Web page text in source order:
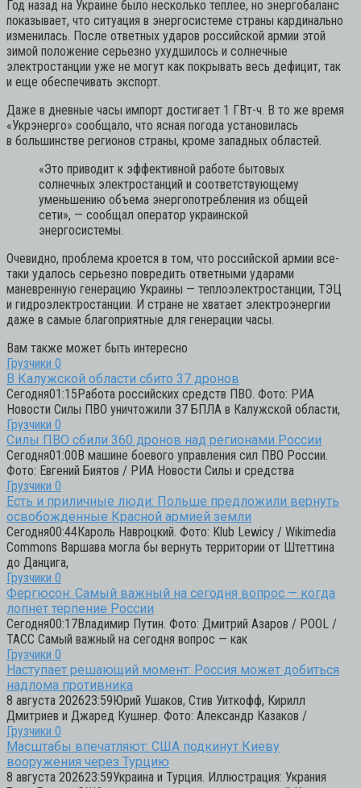
Год назад на Украине было несколько теплее, но энергобаланс
показывает, что ситуация в энергосистеме страны кардинально
изменилась. После ответных ударов российской армии этой
зимой положение серьезно ухудшилось и солнечные
электростанции уже не могут как покрывать весь дефицит, так
и еще обеспечивать экспорт.
Даже в дневные часы импорт достигает 1 ГВт-ч. В то же время
«Укрэнерго» сообщало, что ясная погода установилась
в большинстве регионов страны, кроме западных областей.
«Это приводит к эффективной работе бытовых
солнечных электростанций и соответствующему
уменьшению объема энергопотребления из общей
сети», — сообщал оператор украинской
энергосистемы.
Очевидно, проблема кроется в том, что российской армии все-
таки удалось серьезно повредить ответными ударами
маневренную генерацию Украины — теплоэлектростанции, ТЭЦ
и гидроэлектростанции. И стране не хватает электроэнергии
даже в самые благоприятные для генерации часы.
Вам также может быть интересно
Грузчики 0
В Калужской области сбито 37 дронов
Сегодня01:15Работа российских средств ПВО. Фото: РИА
Новости Силы ПВО уничтожили 37 БПЛА в Калужской области,
Грузчики 0
Силы ПВО сбили 360 дронов над регионами России
Сегодня01:00В машине боевого управления сил ПВО России.
Фото: Евгений Биятов / РИА Новости Силы и средства
Грузчики 0
Есть и приличные люди: Польше предложили вернуть
освобожденные Красной армией земли
Сегодня00:44Кароль Навроцкий. Фото: Klub Lewicy / Wikimedia
Commons Варшава могла бы вернуть территории от Штеттина
до Данцига,
Грузчики 0
Фергюсон: Самый важный на сегодня вопрос — когда
лопнет терпение России
Сегодня00:17Владимир Путин. Фото: Дмитрий Азаров / POOL /
ТАСС Самый важный на сегодня вопрос — как
Грузчики 0
Наступает решающий момент: Россия может добиться
надлома противника
8 августа 202623:59Юрий Ушаков, Стив Уиткофф, Кирилл
Дмитриев и Джаред Кушнер. Фото: Александр Казаков /
Грузчики 0
Масштабы впечатляют: США подкинут Киеву
вооружения через Турцию
8 августа 202623:59Украина и Турция. Иллюстрация: Украния